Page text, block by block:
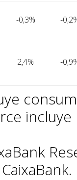
-0,3% -
2,4% -
incluye